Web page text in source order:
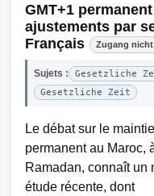
GMT+1
ajustements par
Français
Zugang nicht
Sujets :
Gesetzliche
Gesetzliche Zeit
Le débat sur le
permanent au Maroc,
Ramadan, connaît un
étude récente, dont